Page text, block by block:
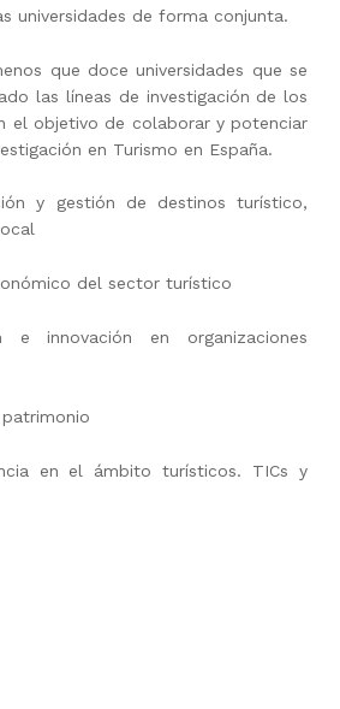
universidades de forma conjunta.
que doce universidades que se
las líneas de investigación de los
el objetivo de colaborar y potenciar
en Turismo en España.
y gestión de destinos turístico,
del sector turístico
e innovación en organizaciones
en el ámbito turísticos. TICs y